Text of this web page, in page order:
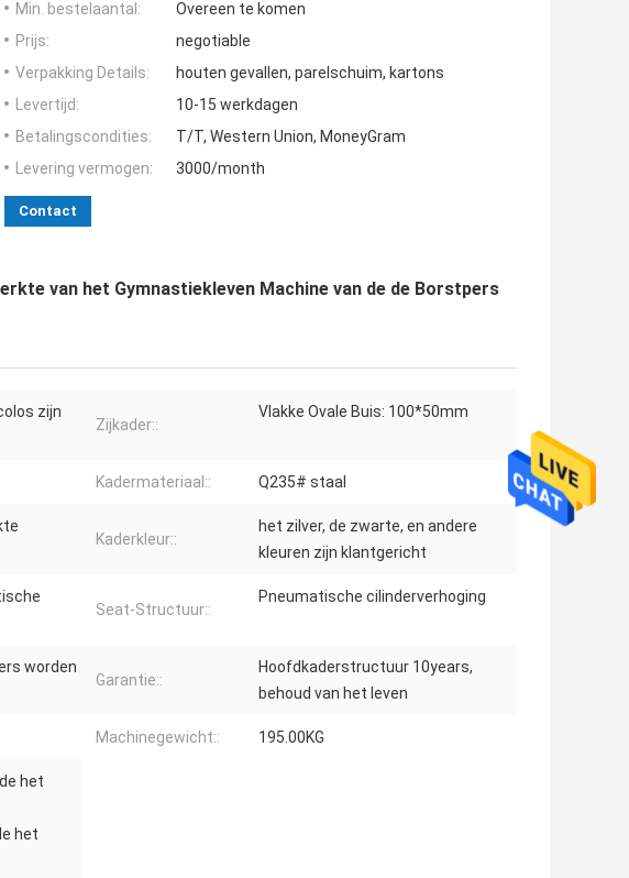
Min. bestelaantal:
Overeen te komen
Prijs:
negotiable
Verpakking Details:
houten gevallen, parelschuim, kartons
Levertijd:
10-15 werkdagen
Betalingscondities:
T/T, Western Union, MoneyGram
Levering vermogen:
3000/month
Contact
van het Gymnastiekleven Machine van de de Borstpers
zijn
Zijkader::
Vlakke Ovale Buis: 100*50mm
Kadermateriaal:: Q235# staal
Kaderkleur::
het zilver, de zwarte, en andere
kleuren zijn klantgericht
Seat-Structuur::
Pneumatische cilinderverhoging
worden
Garantie::
Hoofdkaderstructuur 10years,
behoud van het leven
Machinegewicht:: 195.00KG
het
het